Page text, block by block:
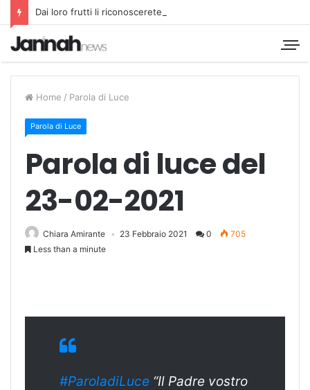
Dai loro frutti li riconoscerete
Home / Parola di Luce
Parola di Luce
Parola di luce del
23-02-2021
Chiara Amirante 23 Febbraio 2021 0
705
Less than a minute
#ParoladiLuce “Il Padre vostro